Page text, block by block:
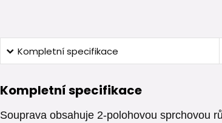
Kompletní specifikace
Kompletní specifikace
Souprava obsahuje 2-polohovou sprchovou